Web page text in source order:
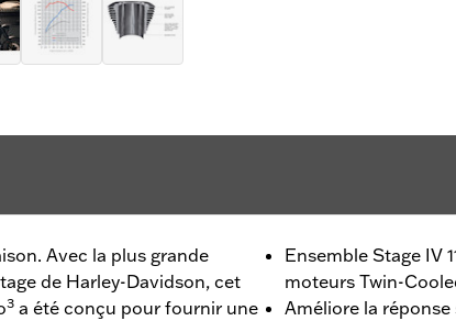
Avec la plus grande
de Harley-Davidson, cet
3 a été conçu pour fournir une
Ensemble Stage IV
moteurs Twin-
Améliore la